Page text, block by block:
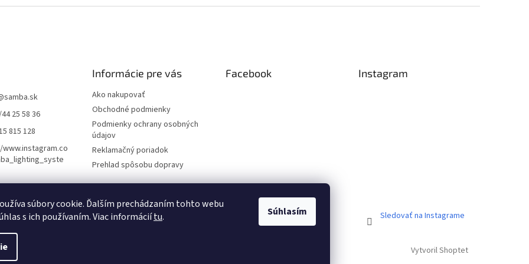
súbory cookie. Ďalším prechádzaním tohto webu
s ich používaním. Viac informáciítu. Súhlasím
samba.sk
25 58 36
815 128
Informácie pre vás
Ako nakupovať
Obchodné podmienky
Podmienky ochrany osobných
údajov
Reklamačný poriadok
Prehlad spôsobu dopravy
Facebook Instagram
Sledovať na Instagrame
Vytvoril Shoptet
. Všetky práva vyhradené.